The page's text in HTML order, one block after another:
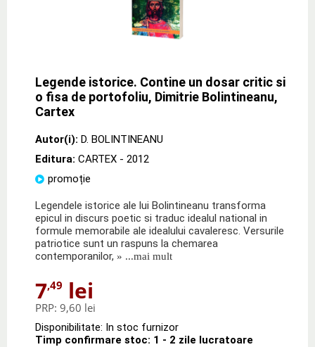
Legende istorice. Contine un dosar critic si
o fisa de portofoliu, Dimitrie Bolintineanu,
Cartex
Autor(i): D. BOLINTINEANU
Editura: CARTEX - 2012
promoție
Legendele istorice ale lui Bolintineanu transforma
epicul in discurs poetic si traduc idealul national in
formule memorabile ale idealului cavaleresc. Versurile
patriotice sunt un raspuns la chemarea
contemporanilor, » ...mai mult
7,49 lei
PRP: 9,60 lei
Disponibilitate: In stoc furnizor
Timp confirmare stoc: 1 - 2 zile lucratoare